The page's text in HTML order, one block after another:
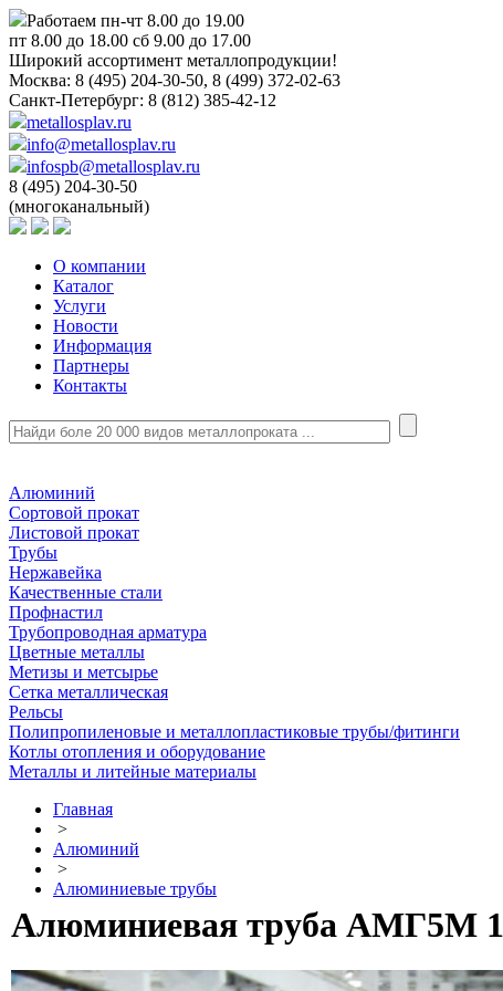
Работаем пн-чт 8.00 до 19.00
пт 8.00 до 18.00 сб 9.00 до 17.00
Широкий ассортимент металлопродукции!
Москва: 8 (495) 204-30-50, 8 (499) 372-02-63
Санкт-Петербург: 8 (812) 385-42-12
metallosplav.ru
info@metallosplav.ru
infospb@metallosplav.ru
8 (495) 204-30-50
(многоканальный)
О компании
Каталог
Услуги
Новости
Информация
Партнеры
Контакты
Алюминий
Сортовой прокат
Листовой прокат
Трубы
Нержавейка
Качественные стали
Профнастил
Трубопроводная арматура
Цветные металлы
Метизы и метсырье
Сетка металлическая
Рельсы
Полипропиленовые и металлопластиковые трубы/фитинги
Котлы отопления и оборудование
Металлы и литейные материалы
Главная
>
Алюминий
>
Алюминиевые трубы
Алюминиевая труба АМГ5М